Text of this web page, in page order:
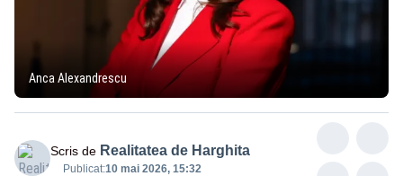
Anca Alexandrescu
Scris de Realitatea de Harghita
Publicat:10 mai 2026, 15:32